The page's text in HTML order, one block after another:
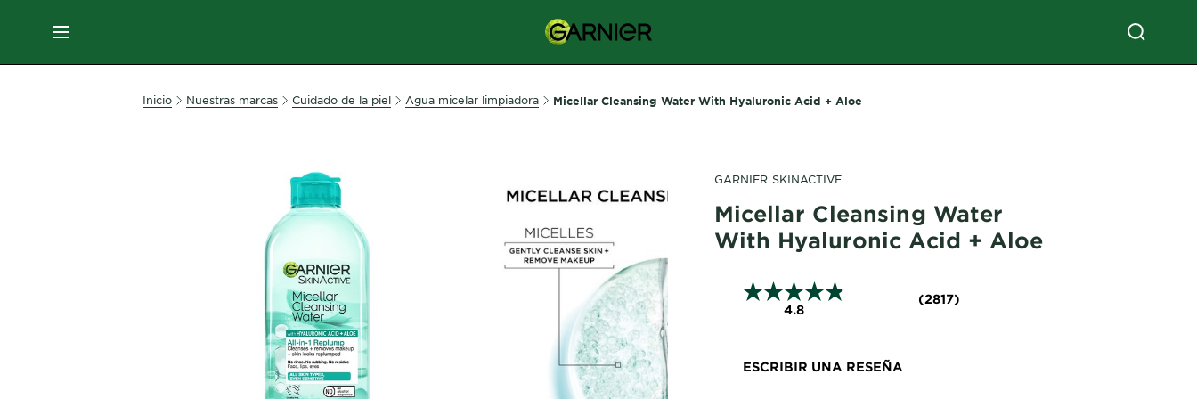
MENÚ
Inicio Nuestras marcas Cuidado de la piel Agua micelar limpiadora Micellar Cleansing Water With Hyaluronic Acid + Aloe
GARNIER SKINACTIVE
Micellar Cleansing Water
With Hyaluronic Acid + Aloe
4.8
(2817)
ESCRIBIR UNA RESEÑA